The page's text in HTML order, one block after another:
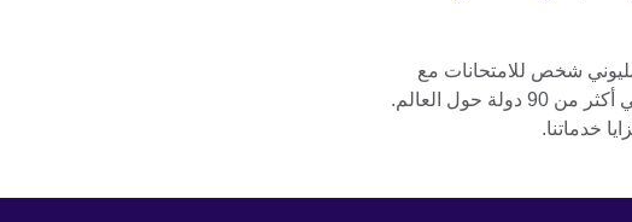
شخص للامتحانات مع
المجلس الثقافي البريطاني في أكثر من 90 دولة حول العالم.
خدماتنا.